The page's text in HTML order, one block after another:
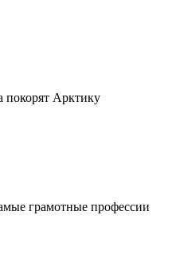
покорят Арктику
грамотные профессии